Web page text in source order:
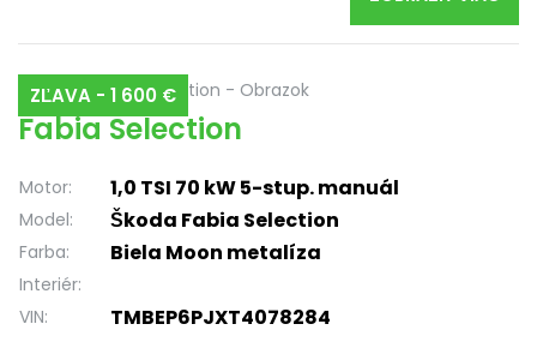
ZĽAVA - 1 600 €
Fabia Selection
Motor: 1,0 TSI 70 kW 5-stup. manuál
Model: Škoda Fabia Selection
Farba: Biela Moon metalíza
Interiér:
VIN:
TMBEP6PJXT4078284